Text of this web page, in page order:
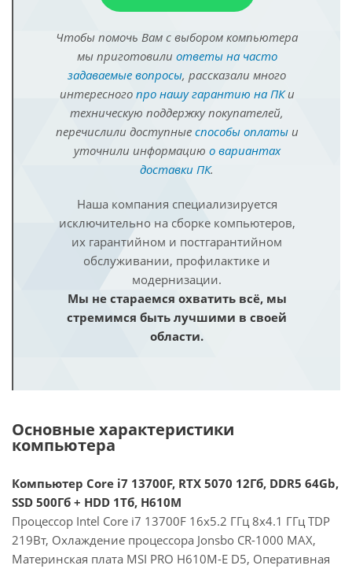
Чтобы помочь Вам с выбором компьютера
мы приготовили ответы на часто
задаваемые вопросы, рассказали много
интересного про нашу гарантию на ПКи
техническую поддержку покупателей,
перечислили доступные способы оплатыи
уточнили информацию о вариантах
доставки ПК.
Наша компания специализируется
исключительно на сборке компьютеров,
их гарантийном и постгарантийном
обслуживании, профилактике и
модернизации.
Мы не стараемся охватить всё, мы
стремимся быть лучшими в своей
области.
Основные характеристики
компьютера
Компьютер Core i7 13700F, RTX 5070 12Гб, DDR5 64Gb,
SSD 500Гб + HDD 1Тб, H610M
Процессор Intel Core i7 13700F 16x5.2 ГГц 8x4.1 ГГц TDP
219Вт, Охлаждение процессора Jonsbo CR-1000 MAX,
Материнская плата MSI PRO H610M-E D5, Оперативная